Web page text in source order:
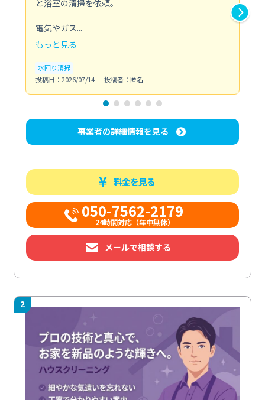
と浴室の清掃を依頼。
電気やガス...
もっと見る
水回り清掃
投稿日：2026/07/14
投稿者：匿名
事業者の詳細情報を見る
料金を見る
050-7562-2179
24時間対応（年中無休）
メールで相談する
2